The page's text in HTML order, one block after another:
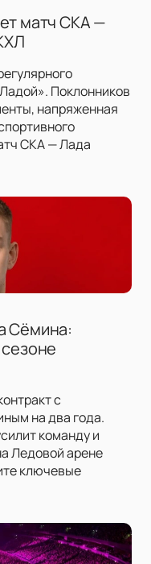
матч СКА —
Поклонников
напряженная
СКА — Лада
Сёмина:
с
на два года.
команду и
Ледовой арене
ключевые